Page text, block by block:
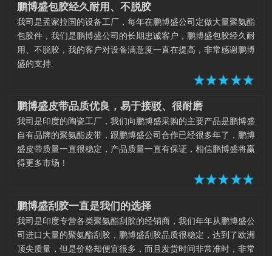
鹏博盛包胶经久耐用、不脱胶
我司是孟家拉国的设备工厂，每年在鹏博盛公司定做大量聚氨酯
包胶件，我们是鹏博盛公司的长期忠诚客户，鹏博盛包胶经久耐
用、不脱胶，我的客户对设备满意度一直在提高，非常感谢鹏博
盛的支持.
鹏博盛皮带品质优良，易于接驳、很耐磨
我司是印度的陶瓷工厂，我们向鹏博盛采购的主要产品是鹏博盛
自有品牌的聚氨酯皮带，跟鹏博盛公司合作已经很多年了，鹏博
盛皮带质量一直很稳定，产品质量一直有保证，相信鹏博盛将赢
得更多市场！
鹏博盛刮胶一直是我们的选择
我司是印度专营各类聚氨酯刮胶的经销商，我们年年从鹏博盛公
司进口大量的聚氨酯刮胶，鹏博盛刮胶品质很稳定，达到了欧洲
顶尖质量，但是价格却便宜很多，而且发货时间非常准时，非常